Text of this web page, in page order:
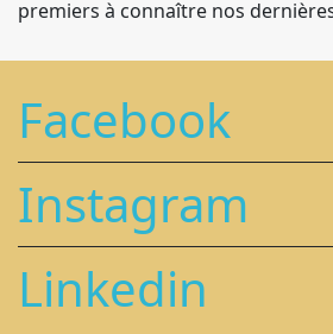
premiers à connaître nos
Facebook
Instagram
Linkedin